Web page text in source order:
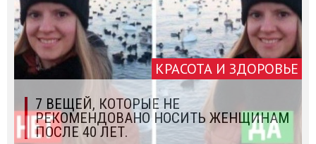
КРАСОТА И ЗДОРОВЬЕ
7 ВЕЩЕЙ, КОТОРЫЕ НЕ
РЕКОМЕНДОВАНО НОСИТЬ ЖЕНЩИНАМ
ПОСЛЕ 40 ЛЕТ.